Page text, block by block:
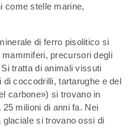
come stelle marine,
di ferro pisolitico si
precursori degli
tratta di animali vissuti
coccodrilli, tartarughe e del
carbone») si trovano in
milioni di anni fa. Nei
si trovano ossi di